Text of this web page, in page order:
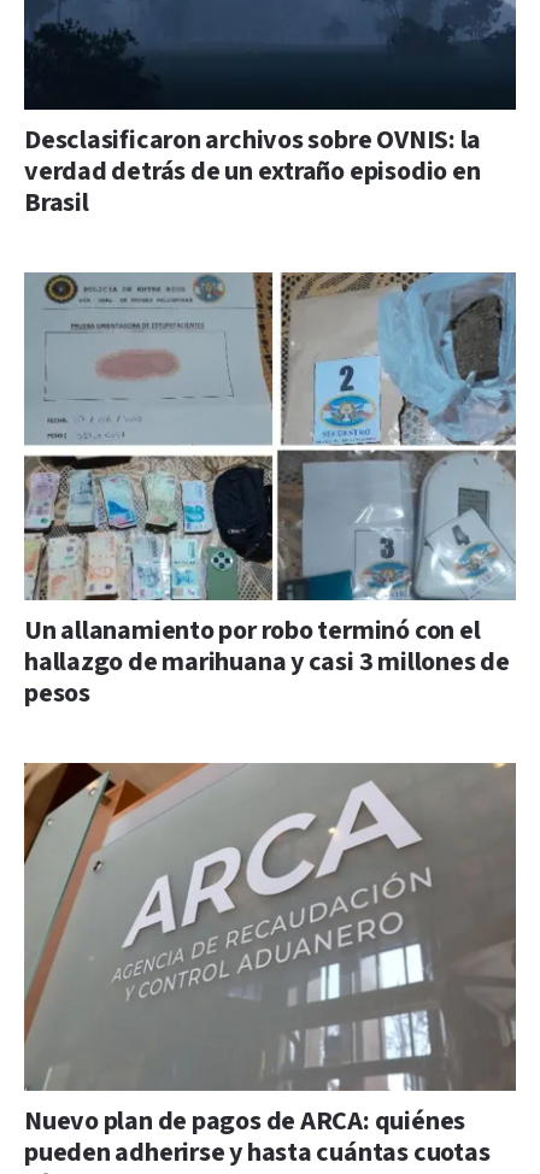
Desclasificaron archivos sobre OVNIS: la
verdad detrás de un extraño episodio en
Brasil
Un allanamiento por robo terminó con el
hallazgo de marihuana y casi 3 millones de
pesos
Nuevo plan de pagos de ARCA: quiénes
pueden adherirse y hasta cuántas cuotas